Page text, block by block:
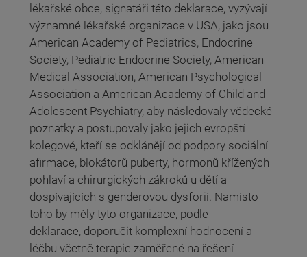
lékařské obce, signatáři této deklarace, vyzývají
významné lékařské organizace v USA, jako jsou
American Academy of Pediatrics, Endocrine
Society, Pediatric Endocrine Society, American
Medical Association, American Psychological
Association a American Academy of Child and
Adolescent Psychiatry, aby následovaly vědecké
poznatky a postupovaly jako jejich evropští
kolegové, kteří se odklánějí od podpory sociální
afirmace, blokátorů puberty, hormonů křížených
pohlaví a chirurgických zákroků u dětí a
dospívajících s genderovou dysforií. Namísto
toho by měly tyto organizace, podle
deklarace, doporučit komplexní hodnocení a
léčbu včetně terapie zaměřené na řešení